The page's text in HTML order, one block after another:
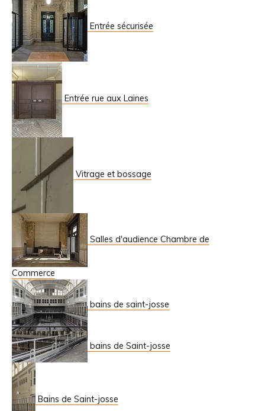
Entrée sécurisée
Entrée rue aux Laines
Vitrage et bossage
Salles d'audience Chambre de
Commerce
bains de saint-josse
bains de Saint-josse
Bains de Saint-josse